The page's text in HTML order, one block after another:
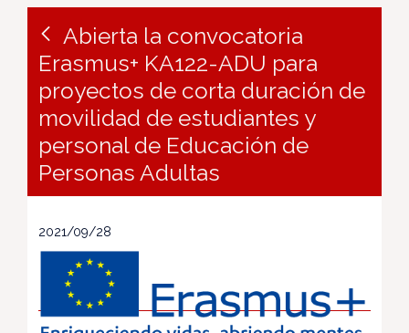
Abierta la convocatoria
Erasmus+ KA122-ADU para
proyectos de corta duración de
movilidad de estudiantes y
personal de Educación de
Personas Adultas
2021/09/28